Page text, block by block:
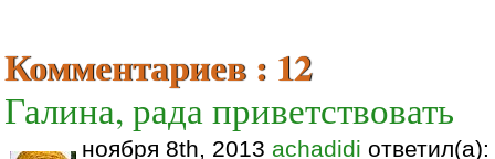
Комментариев : 12
Галина, рада приветствовать
ноября 8th, 2013 achadidi ответил(а):